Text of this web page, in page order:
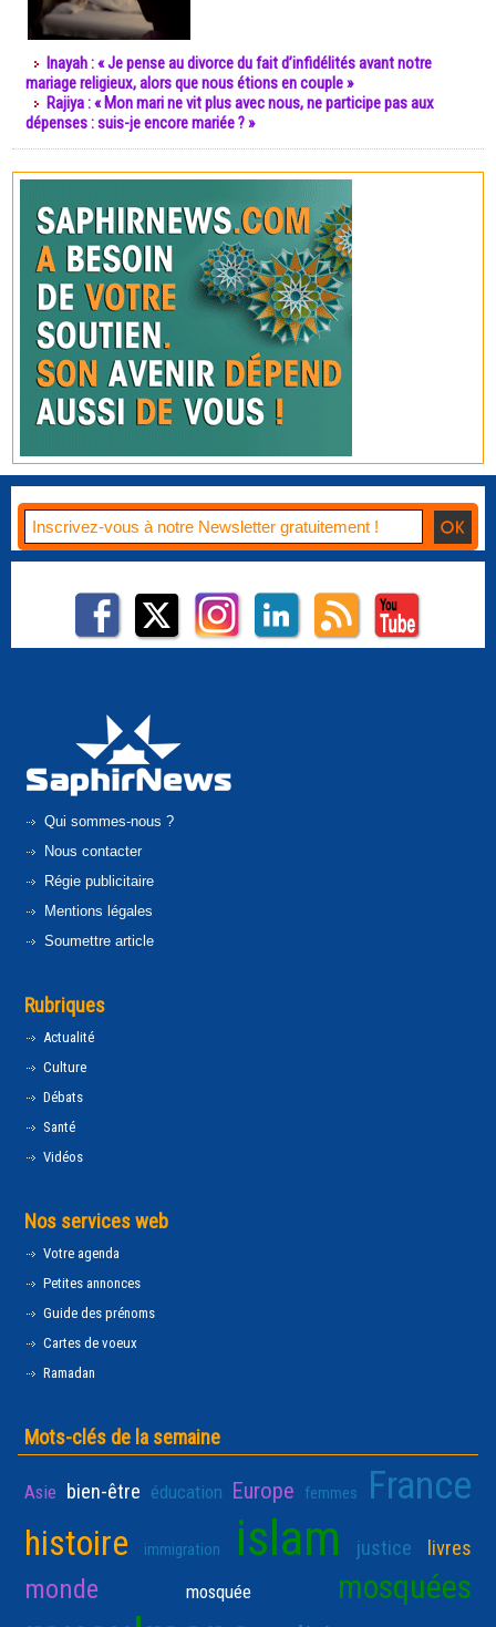
Inayah : « Je pense au divorce du fait d’infidélités avant notre
mariage religieux, alors que nous étions en couple »
Rajiya : « Mon mari ne vit plus avec nous, ne participe pas aux
dépenses : suis-je encore mariée ? »
Qui sommes-nous ?
Nous contacter
Régie publicitaire
Mentions légales
Soumettre article
Rubriques
Actualité
Culture
Débats
Santé
Vidéos
Nos services web
Votre agenda
Petites annonces
Guide des prénoms
Cartes de voeux
Ramadan
Mots-clés de la semaine
Asie bien-être éducation Europe femmes France
histoire immigration islam justice livres
monde mosquée mosquées